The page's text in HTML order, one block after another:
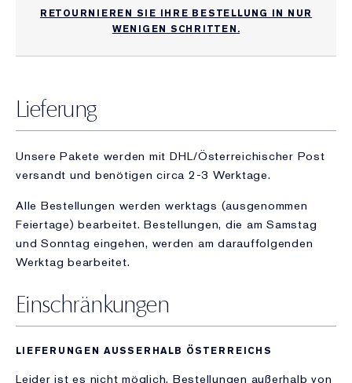
RETOURNIEREN SIE IHRE BESTELLUNG IN NUR
WENIGEN SCHRITTEN.
Lieferung
Unsere Pakete werden mit DHL/Österreichischer Post
versandt und benötigen circa 2-3 Werktage.
Alle Bestellungen werden werktags (ausgenommen
Feiertage) bearbeitet. Bestellungen, die am Samstag
und Sonntag eingehen, werden am darauffolgenden
Werktag bearbeitet.
Einschränkungen
LIEFERUNGEN AUSSERHALB ÖSTERREICHS
Leider ist es nicht möglich, Bestellungen außerhalb von